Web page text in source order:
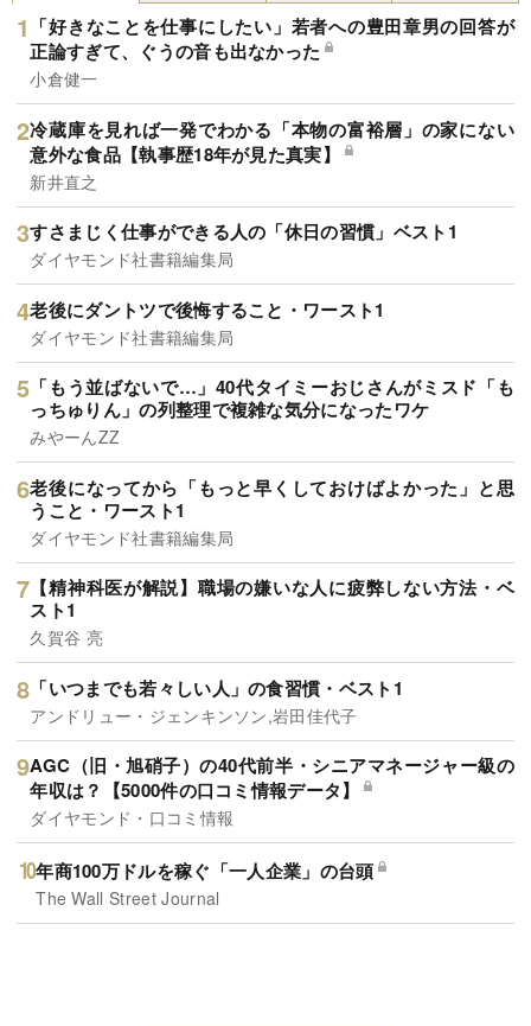
「好きなことを仕事にしたい」若者への豊田章男の回答が
正論すぎて、ぐうの音も出なかった
小倉健一
冷蔵庫を見れば一発でわかる「本物の富裕層」の家にない
意外な食品【執事歴18年が見た真実】
新井直之
すさまじく仕事ができる人の「休日の習慣」ベスト1
ダイヤモンド社書籍編集局
老後にダントツで後悔すること・ワースト1
ダイヤモンド社書籍編集局
「もう並ばないで…」40代タイミーおじさんがミスド「も
っちゅりん」の列整理で複雑な気分になったワケ
みやーんZZ
老後になってから「もっと早くしておけばよかった」と思
うこと・ワースト1
ダイヤモンド社書籍編集局
【精神科医が解説】職場の嫌いな人に疲弊しない方法・ベ
スト1
久賀谷 亮
「いつまでも若々しい人」の食習慣・ベスト1
アンドリュー・ジェンキンソン,岩田佳代子
AGC（旧・旭硝子）の40代前半・シニアマネージャー級の
年収は？【5000件の口コミ情報データ】
ダイヤモンド・口コミ情報
年商100万ドルを稼ぐ「一人企業」の台頭
The Wall Street Journal